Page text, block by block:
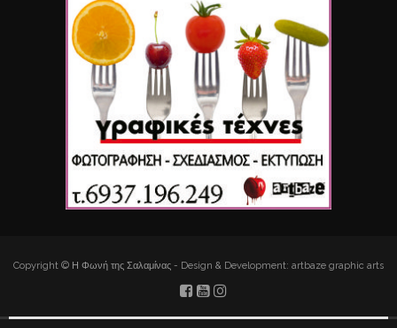
Copyright © Η Φωνή της Σαλαμίνας - Design & Development: artbaze graphic arts